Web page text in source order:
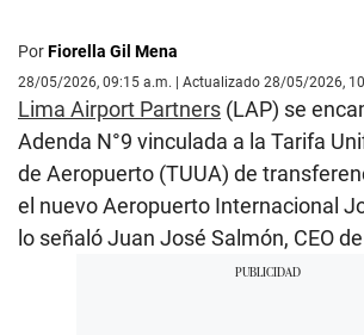
PorFiorella Gil Mena
28/05/2026, 09:15 a.m. | Actualizado 28/05/2026,
Lima Airport Partners (LAP) se
Adenda N°9 vinculada a la Tarifa
de Aeropuerto (TUUA) de
el nuevo Aeropuerto Internacional
lo señaló Juan José Salmón, CEO de